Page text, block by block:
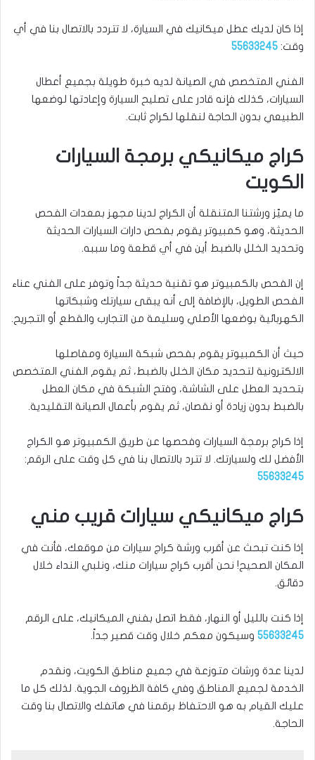
إذا كان لديك عطل ميكانيك في السيارة، لا تتردد بالاتصال بنا في أي
وقت: 55633245
الفني المتخصص في الصيانة لديه خبرة طويلة بجميع أعطال
السيارات، كذلك فإنه قادر على تصليح السيارة وإعادتها لوضعها
الطبيعي بدون الحاجة لنقلها لكراج ثابت.
كراج ميكانيكي برمجة السيارات
الكويت
ما يميّز ورشتنا المتنقلة أن الكراج لدينا مجهز بمعدات الفحص
الحديثة، وهو كمبيوتر يقوم بفحص دارات السيارات الحديثة
وتحديد الخلل بالضبط أين في أي قطعة وما سببه.
إن الفحص بالكمبيوتر هو تقنية حديثة جداً وتوفر على الفني عناء
الفحص الطويل، بالإضافة إلى أنه يبقى سيارتك وشبكاتها
الكهربائية بوضعها الأصلي وسليمة من التجارب والقطع أو التجريح.
حيث أن الكمبيوتر يقوم بفحص شبكة السيارة ومفاصلها
الالكترونية لتحديد مكان الخلل بالضبط، ثم يقوم الفني المتخصص
بتحديد العطل على الشاشة، وفتح الشبكة في مكان العطل
بالضبط بدون زيادة أو نقصان، ثم يقوم بأعمال الصيانة التقليدية.
إذا كراج برمجة السيارات وفحصها عن طريق الكمبيوتر هو الكراج
الأفضل لك ولسيارتك. لا تترد بالاتصال بنا في كل وقت على الرقم:
55633245
كراج ميكانيكي سيارات قريب مني
إذا كنت تبحث عن أقرب ورشة كراج سيارات من موقعك، فأنت في
المكان الصحيح! نحن أقرب كراج سيارات منك، ونلبي النداء خلال
دقائق.
إذا كنت بالليل أو النهار، فقط اتصل بفني الميكانيك، على الرقم
55633245 وسيكون معكم خلال وقت قصير جداً.
لدينا عدة ورشات متوزعة في جميع مناطق الكويت، ونقدم
الخدمة لجميع المناطق وفي كافة الظروف الجوية. لذلك كل ما
عليك القيام به هو الاحتفاظ برقمنا في هاتفك والاتصال بنا وقت
الحاجة.